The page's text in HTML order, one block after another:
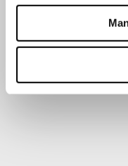
Liquidation zur
darüber, wie Sie eine